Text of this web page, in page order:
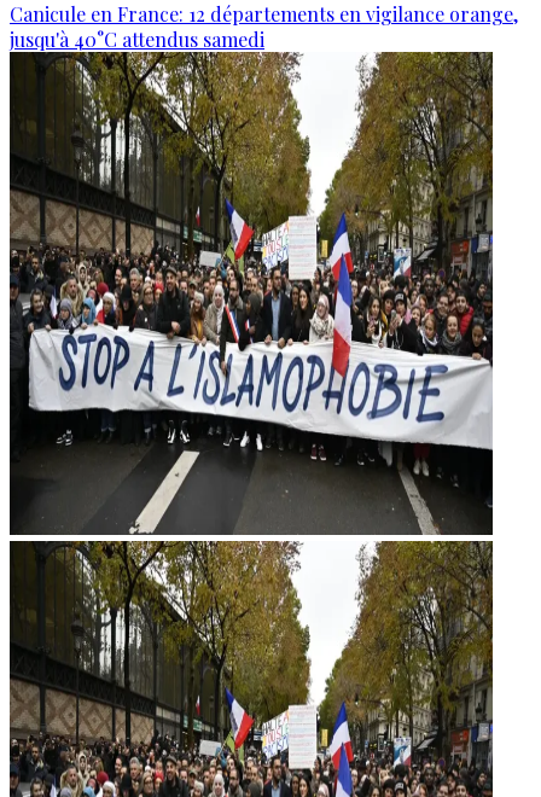
Canicule en France: 12 départements en vigilance orange,
jusqu'à 40°C attendus samedi